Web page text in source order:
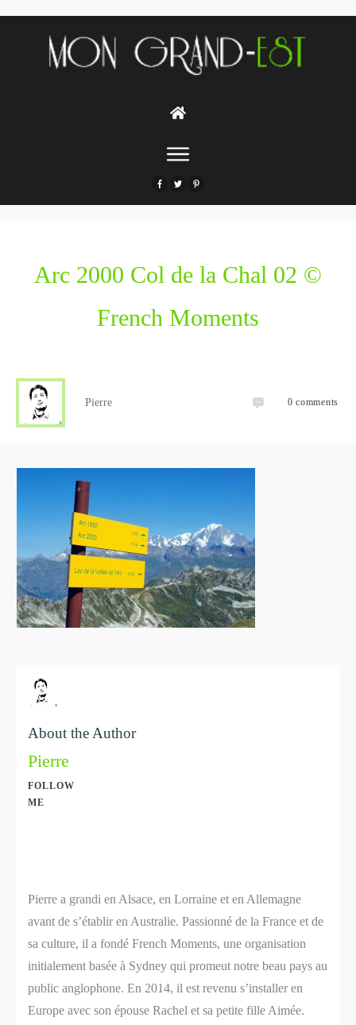
Arc 2000 Col de la Chal 02 ©
French Moments
Pierre 0 comments
About the Author
Pierre
FOLLOW
ME
Pierre a grandi en Alsace, en Lorraine et en Allemagne
avant de s’établir en Australie. Passionné de la France et de
sa culture, il a fondé French Moments, une organisation
initialement basée à Sydney qui promeut notre beau pays au
public anglophone. En 2014, il est revenu s’installer en
Europe avec son épouse Rachel et sa petite fille Aimée.